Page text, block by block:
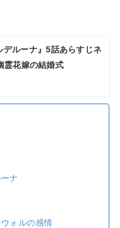
デルーナ』5話あらすじネ
霊花嫁の結婚式
ナ
ォルの感情